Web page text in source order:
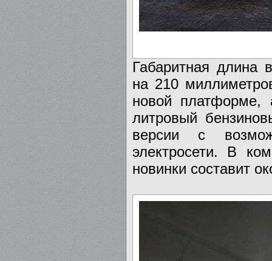
Габаритная длина
на 210
новой платформе,
литровый
версии с
электросети. В
новинки составит